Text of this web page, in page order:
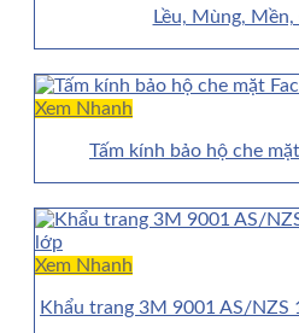
Lều, Mùng,
Xem Nhanh
Tấm kính bảo hộ che
Xem Nhanh
Khẩu trang 3M 9001 AS/NZS